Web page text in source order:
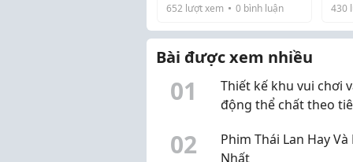
652 lượt xem 0 bình luận
rồi
430
Bài được xem nhiều
01
Thiết kế khu vui chơi
động thể chất theo
02
Phim Thái Lan Hay Và
Nhất